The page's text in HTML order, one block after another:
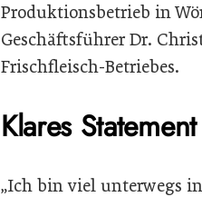
Produktionsbetrieb in
Geschäftsführer Dr.
Frischfleisch-Betriebes.
Klares
„Ich bin viel unterwegs